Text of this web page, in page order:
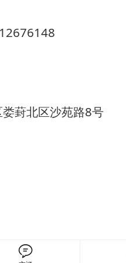
葑北区沙苑路8号